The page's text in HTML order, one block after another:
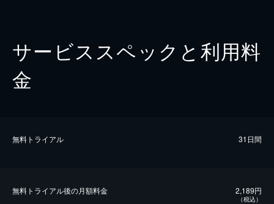
サービススペックと利用料
金
無料トライアル 31日間
無料トライアル後の⽉額料金 2,189円
（税込）